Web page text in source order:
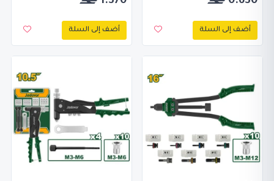
أضف إلى السلة أضف إلى السلة